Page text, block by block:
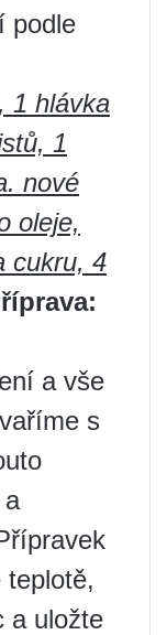
podle
1 hlávka
1
nové
oleje,
cukru, 4
a vše
s
a
teplotě,
a uložte